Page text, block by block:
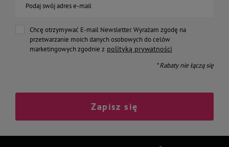
Podaj swój adres e-mail
Chcę otrzymywać E-mail Newsletter. Wyrażam zgodę na
przetwarzanie moich danych osobowych do celów
marketingowych zgodnie z polityką prywatności
* Rabaty nie łączą się
Zapisz się